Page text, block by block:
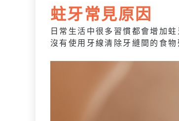
蛀牙常見原因
日常生活中很多習慣都會增加
沒有使用牙線清除牙縫間的食